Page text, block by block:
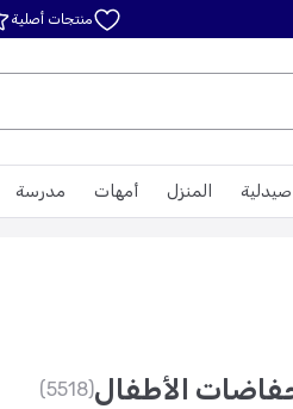
منتجات أصلية
مدرسة أمهات المنزل صيدلية
الأطفال(5518)